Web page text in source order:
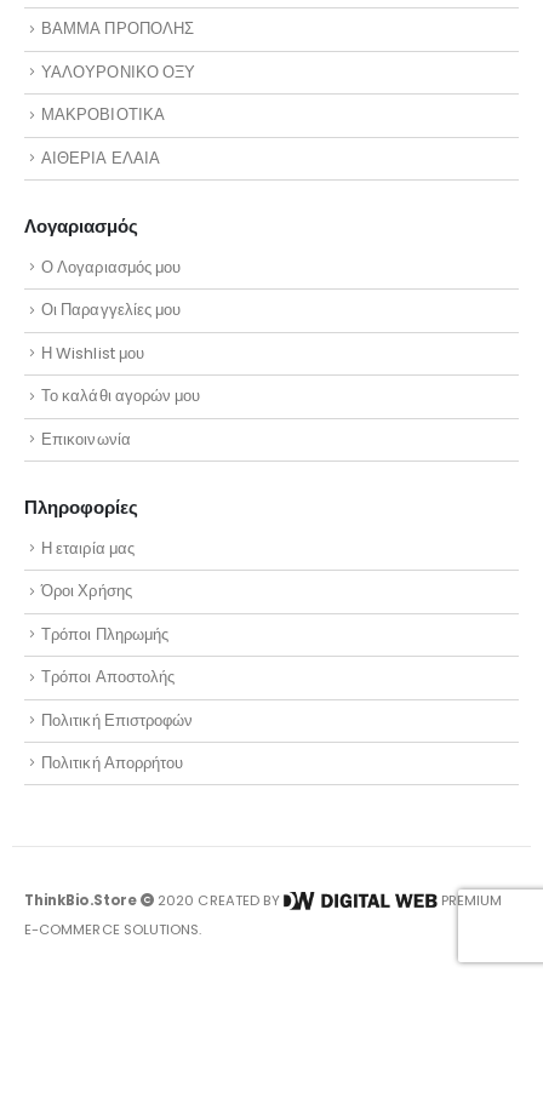
ΒΑΜΜΑ ΠΡΟΠΟΛΗΣ
ΥΑΛΟΥΡΟΝΙΚΟ ΟΞΥ
ΜΑΚΡΟΒΙΟΤΙΚΑ
ΑΙΘΕΡΙΑ ΕΛΑΙΑ
Λογαριασμός
Ο Λογαριασμός μου
Οι Παραγγελίες μου
Η Wishlist μου
Το καλάθι αγορών μου
Επικοινωνία
Πληροφορίες
Η εταιρία μας
Όροι Χρήσης
Τρόποι Πληρωμής
Τρόποι Αποστολής
Πολιτική Επιστροφών
Πολιτική Απορρήτου
ThinkBio.Store 2020 CREATED BY
PREMIUM
E-COMMERCE SOLUTIONS.